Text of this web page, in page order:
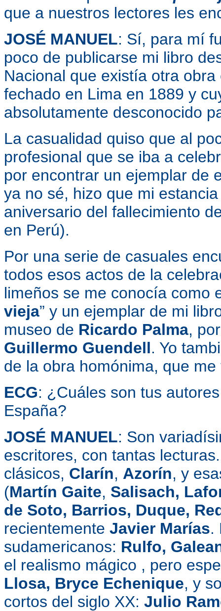
que a nuestros lectores les
JOSÉ MANUEL: Sí, para mí
poco de publicarse mi libro
Nacional que existía otra
fechado en Lima en 1889 y
absolutamente desconocido
La casualidad quiso que al
profesional que se iba a
por encontrar un ejemplar de
ya no sé, hizo que mi
aniversario del fallecimiento
en Perú).
Por una serie de casuales
todos esos actos de la
limeños se me conocía como
vieja” y un ejemplar de mi
museo de Ricardo Palma,
Guillermo Guendell. Yo
de la obra homónima, que
ECG: ¿Cuáles son tus
España?
JOSÉ MANUEL: Son
escritores, con tantas
clásicos, Clarín, Azorín, y
(Martín Gaite, Salisach,
de Soto, Barrios, Duque,
recientemente Javier Marías.
sudamericanos: Rulfo,
el realismo mágico , pero
Llosa, Bryce Echenique, y
cortos del siglo XX: Julio